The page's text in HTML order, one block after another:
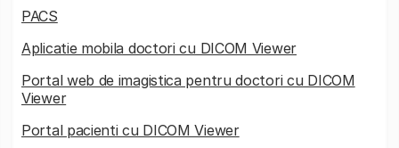
PACS
Aplicatie mobila doctori cu DICOM Viewer
Portal web de imagistica pentru doctori cu DICOM
Viewer
Portal pacienti cu DICOM Viewer